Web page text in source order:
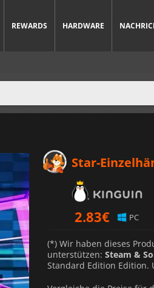
REWARDS HARDWARE
Star-
2.83€ PC
(*) Wir haben dieses
unterstützen: Steam &
Standard Edition Edition.